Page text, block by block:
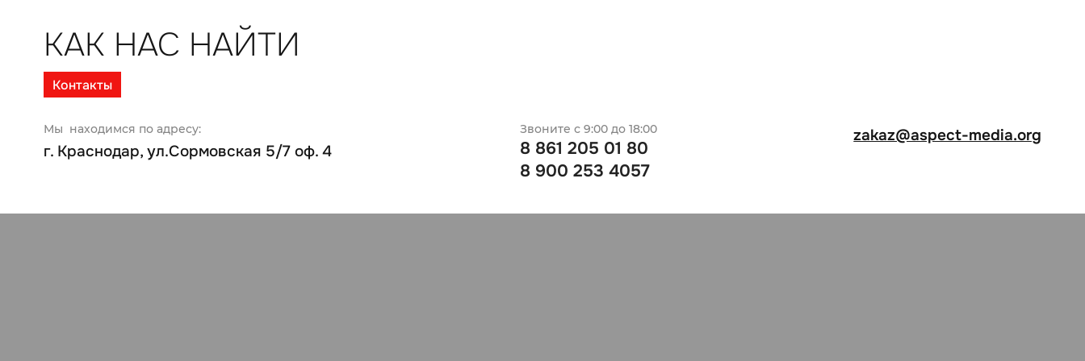
КАК НАС НАЙТИ
Контакты
Мы находимся по адресу:
г. Краснодар, ул.Сормовская 5/7 оф. 4
Звоните с 9:00 до 18:00
8 861 205 01 80
8 900 253 4057
zakaz@aspect-media.org